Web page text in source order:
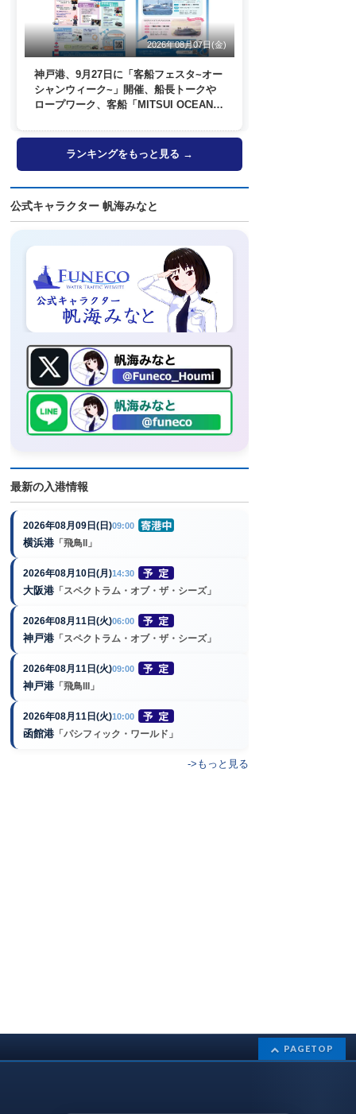
2026年08月07日(金)
神戸港、9月27日に「客船フェスタ~オー
シャンウィーク~」開催、船長トークや
ロープワーク、客船「MITSUI OCEAN
ランキングをもっと見る →
公式キャラクター 帆海みなと
最新の入港情報
2026年08月09日(日)09:00
横浜港 「飛鳥II」
2026年08月10日(月)14:30
大阪港 「スペクトラム・オブ・ザ・シーズ」
2026年08月11日(火)06:00
神戸港 「スペクトラム・オブ・ザ・シーズ」
2026年08月11日(火)09:00
神戸港 「飛鳥III」
2026年08月11日(火)10:00
函館港 「パシフィック・ワールド」
->もっと見る
PAGETOP